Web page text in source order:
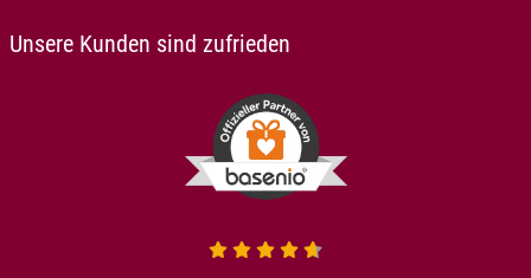
Unsere Kunden sind zufrieden
4.7 von 5